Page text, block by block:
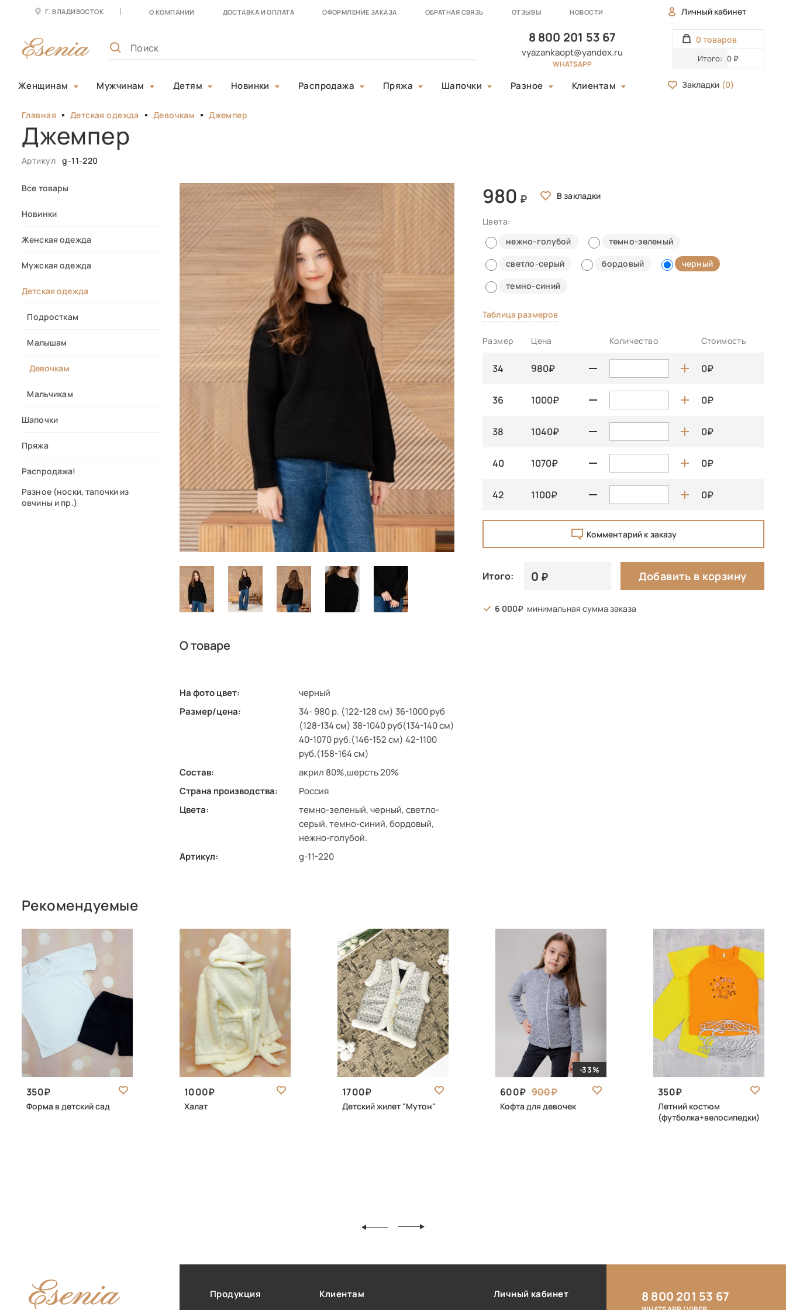
Г. ВЛАДИВОСТОК О КОМПАНИИ ДОСТАВКА И ОПЛАТА ОФОРМЛЕНИЕ ЗАКАЗА ОБРАТНАЯ СВЯЗЬ ОТЗЫВЫ НОВОСТИ Личный кабинет
8 800 201 53 67
vyazankaopt@yandex.ru
WHATSAPP
0 товаров
Итого: 0 ₽
Женщинам Мужчинам Детям Новинки Распродажа Пряжа Шапочки Разное Клиентам Закладки (0)
Главная Детская одежда Девочкам Джемпер
Джемпер
Артикул g-11-220
Все товары
Новинки
Женская одежда
Мужская одежда
Детская одежда
Подросткам
Малышам
Девочкам
Мальчикам
Шапочки
Пряжа
Распродажа!
Разное (носки, тапочки из
овчины и пр.)
О товаре
На фото цвет:
черный
Размер/цена:
34- 980 р. (122-128 см) 36-1000 руб
(128-134 см) 38-1040 руб(134-140 см)
40-1070 руб.(146-152 см) 42-1100
руб.(158-164 см)
Состав:
акрил 80%,шерсть 20%
Страна производства:
Россия
Цвета:
темно-зеленый, черный, светло-
серый, темно-синий, бордовый,
нежно-голубой.
Артикул:
g-11-220
980
Цвета:
нежно-голубой
темно-зеленый
светло-серый
бордовый
черный
темно-синий
Таблица размеров
Размер Цена Количество Стоимость
34 980 0
36 1000 0
38 1040 0
40 1070 0
42 1100 0
Комментарий к заказу
Итого: 0 Добавить в корзину
6 000 минимальная сумма заказа
Рекомендуемые
350
Форма в детский сад
1000
Халат
1700
Детский жилет "Мутон"
-33%
600 900
Кофта для девочек
350
Летний костюм
(футболка+велосипедки)
Продукция Клиентам Личный кабинет 8 800 201 53 67